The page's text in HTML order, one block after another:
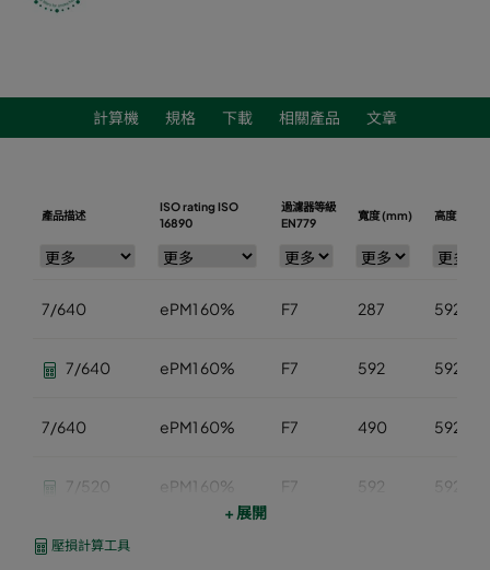
計算機 規格 下載 相關產品 文章
產品描述
ISO rating ISO
16890
過濾器等級
EN779
寬度 (mm) 高度 (mm)
7/640 ePM1 60% F7 287 592
7/640 ePM1 60% F7 592 592
7/640 ePM1 60% F7 490 592
7/520 ePM1 60% F7 592 592
7/520
+ 展開
壓損計算工具